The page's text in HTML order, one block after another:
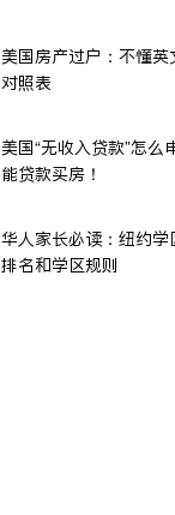
美国房产过户：不懂
对照表
美国“无收入贷款”怎
能贷款买房！
华人家长必读：纽约
排名和学区规则